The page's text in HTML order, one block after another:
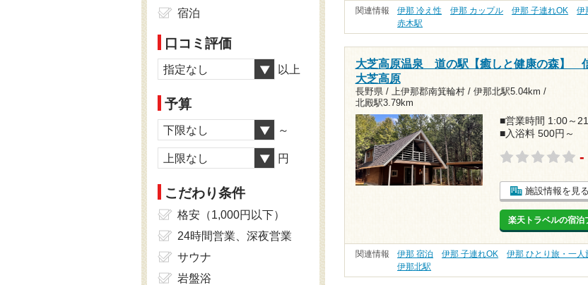
関連情報 伊那 冷え性 伊那 カップル 伊那 子連れOK 伊
赤木駅
大芝高原温泉 道の駅【癒しと健康の森】
大芝高原
長野県 / 上伊那郡南箕輪村 / 伊那北駅5.04km /
北殿駅3.79km
■営業時間 1:00～
■入浴料 500円～
-
施設情報を見る
楽天トラベルの宿泊
関連情報 伊那 宿泊 伊那 子連れOK 伊那 ひとり旅・一人
伊那北駅
宿泊
口コミ評価
指定なし 以上
予算
下限なし ～
上限なし 円
こだわり条件
格安（1,000円以下）
24時間営業、深夜営業
サウナ
岩盤浴